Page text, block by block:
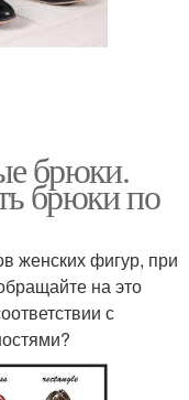
брюки.
брюки по
женских фигур, при
на это
с